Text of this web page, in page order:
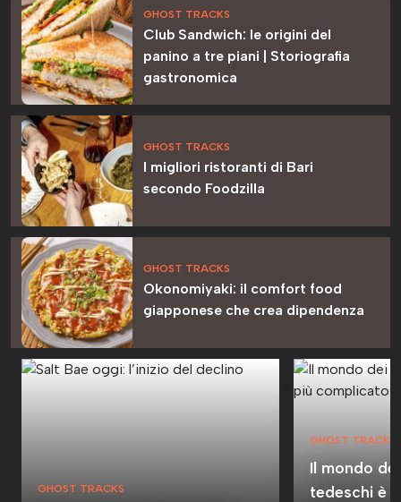
GHOST TRACKS
Club Sandwich: le origini del
panino a tre piani | Storiografia
gastronomica
GHOST TRACKS
I migliori ristoranti di Bari
secondo Foodzilla
GHOST TRACKS
Okonomiyaki: il comfort food
giapponese che crea dipendenza
GHOST TRACKS
GHOST TRACKS
Il mondo
tedeschi è